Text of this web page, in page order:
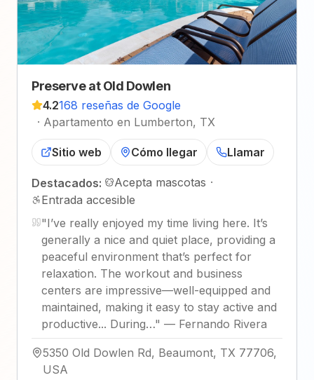
Preserve at Old Dowlen
4.2168 reseñas de Google
· Apartamento en Lumberton, TX
Sitio web Cómo llegar Llamar
Destacados: Acepta mascotas ·
Entrada accesible
"I’ve really enjoyed my time living here. It’s
generally a nice and quiet place, providing a
peaceful environment that’s perfect for
relaxation. The workout and business
centers are impressive—well-equipped and
maintained, making it easy to stay active and
productive... During…" — Fernando Rivera
5350 Old Dowlen Rd, Beaumont, TX 77706,
USA